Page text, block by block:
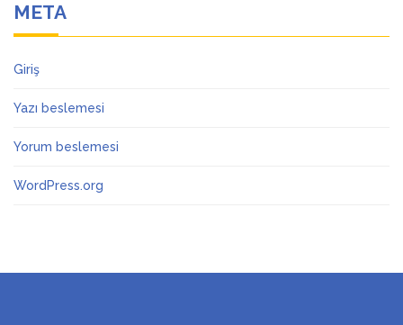
META
Giriş
Yazı beslemesi
Yorum beslemesi
WordPress.org